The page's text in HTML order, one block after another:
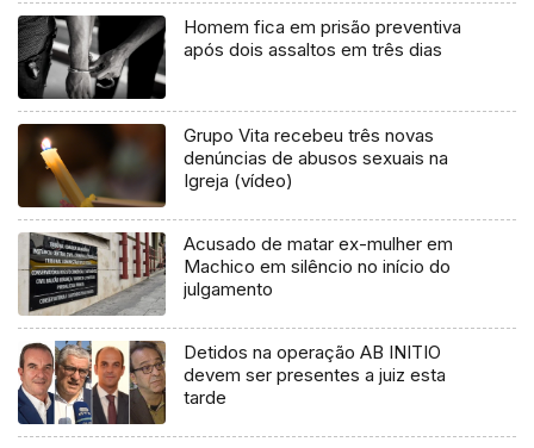
Homem fica em prisão preventiva
após dois assaltos em três dias
Grupo Vita recebeu três novas
denúncias de abusos sexuais na
Igreja (vídeo)
Acusado de matar ex-mulher em
Machico em silêncio no início do
julgamento
Detidos na operação AB INITIO
devem ser presentes a juiz esta
tarde